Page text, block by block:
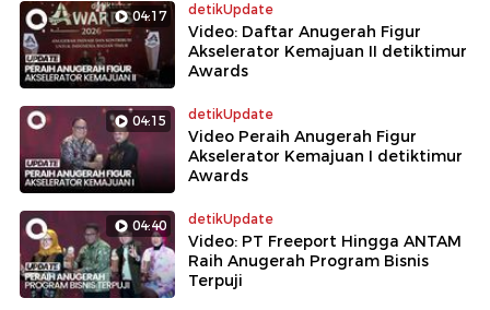
04:17 detikUpdate
Video: Daftar Anugerah Figur
Akselerator Kemajuan II detiktimur
Awards
04:15 detikUpdate
Video Peraih Anugerah Figur
Akselerator Kemajuan I detiktimur
Awards
04:40 detikUpdate
Video: PT Freeport Hingga ANTAM
Raih Anugerah Program Bisnis
Terpuji